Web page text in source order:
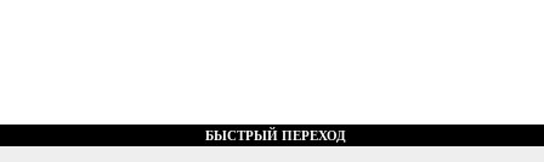
БЫСТРЫЙ ПЕРЕХОД